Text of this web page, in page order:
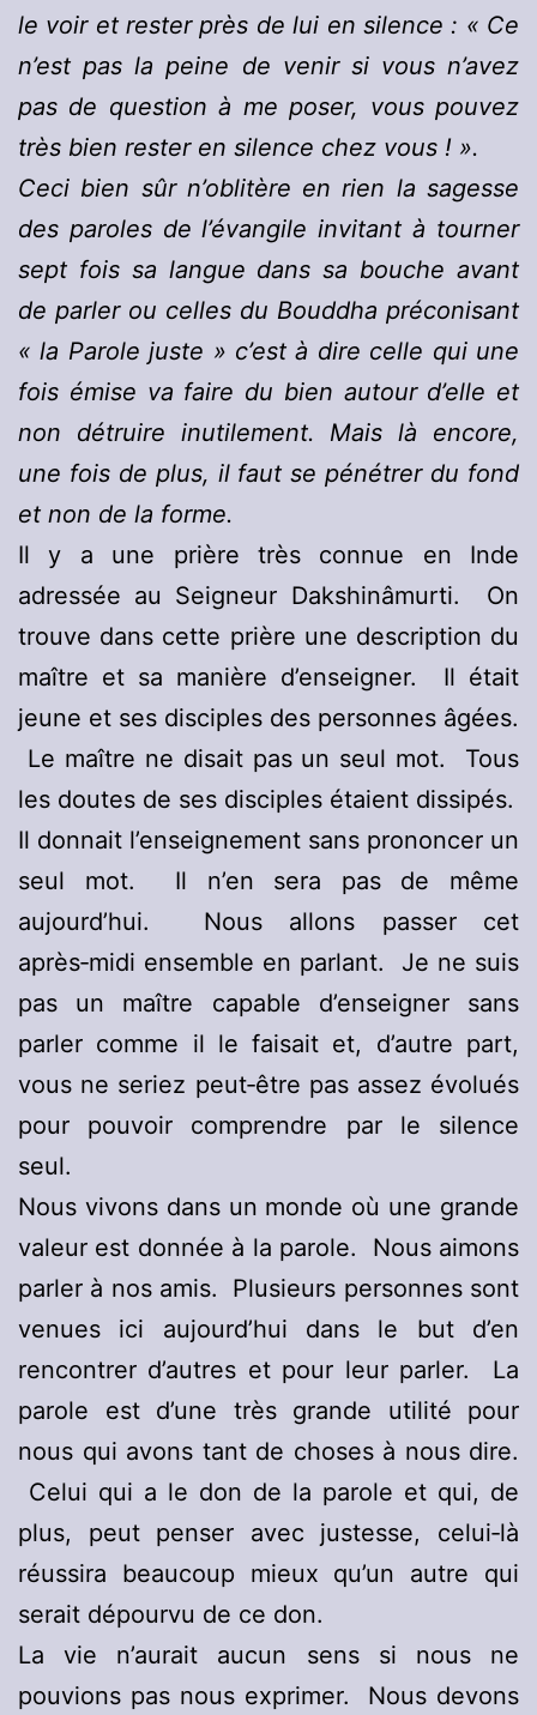
le voir et rester près de lui en silence : « Ce
n’est pas la peine de venir si vous n’avez
pas de question à me poser, vous pouvez
très bien rester en silence chez vous ! ».
Ceci bien sûr n’oblitère en rien la sagesse
des paroles de l’évangile invitant à tourner
sept fois sa langue dans sa bouche avant
de parler ou celles du Bouddha préconisant
« la Parole juste » c’est à dire celle qui une
fois émise va faire du bien autour d’elle et
non détruire inutilement. Mais là encore,
une fois de plus, il faut se pénétrer du fond
et non de la forme.
Il y a une prière très connue en Inde
adressée au Seigneur Dakshinâmurti. On
trouve dans cette prière une description du
maître et sa manière d’enseigner. Il était
jeune et ses disciples des personnes âgées.
Le maître ne disait pas un seul mot. Tous
les doutes de ses disciples étaient dissipés.
Il donnait l’enseignement sans prononcer un
seul mot. Il n’en sera pas de même
aujourd’hui. Nous allons passer cet
après‑midi ensemble en parlant. Je ne suis
pas un maître capable d’enseigner sans
parler comme il le faisait et, d’autre part,
vous ne seriez peut‑être pas assez évolués
pour pouvoir comprendre par le silence
seul.
Nous vivons dans un monde où une grande
valeur est donnée à la parole. Nous aimons
parler à nos amis. Plusieurs personnes sont
venues ici aujourd’hui dans le but d’en
rencontrer d’autres et pour leur parler. La
parole est d’une très grande utilité pour
nous qui avons tant de choses à nous dire.
Celui qui a le don de la parole et qui, de
plus, peut penser avec justesse, celui‑là
réussira beaucoup mieux qu’un autre qui
serait dépourvu de ce don.
La vie n’aurait aucun sens si nous ne
pouvions pas nous exprimer. Nous devons